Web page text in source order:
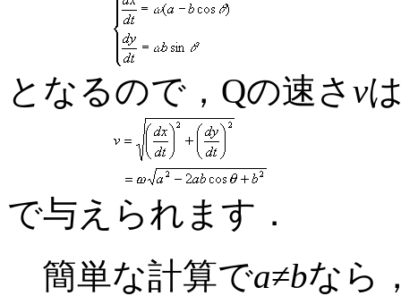
となるので，Qの速さ v
で与えられます．
簡単な計算でa≠bなら